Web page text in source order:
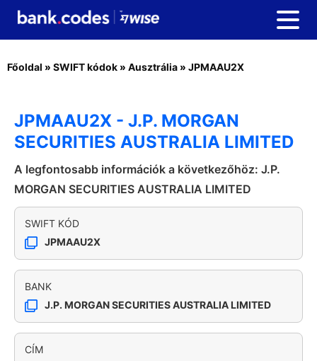
Főoldal » SWIFT kódok » Ausztrália » JPMAAU2X
JPMAAU2X - J.P. MORGAN
SECURITIES AUSTRALIA LIMITED
A legfontosabb információk a következőhöz: J.P.
MORGAN SECURITIES AUSTRALIA LIMITED
SWIFT KÓD
JPMAAU2X
BANK
J.P. MORGAN SECURITIES AUSTRALIA LIMITED
CÍM